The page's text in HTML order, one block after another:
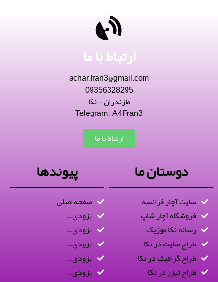
ارتباط با ما
achar.fran3@gmail.com
09356328295
مازندران - نکا
Telegram : A4Fran3
ارتباط با ما
دوستان ما
سایت آچار فرانسه
فروشگاه آچار شاپ
رسانه نکا موزیک
طراح سایت در نکا
طراح گرافیک در نکا
طراح تیزر در نکا
پیوندها
صفحه اصلی
بزودی...
بزودی...
بزودی...
بزودی...
بزودی...